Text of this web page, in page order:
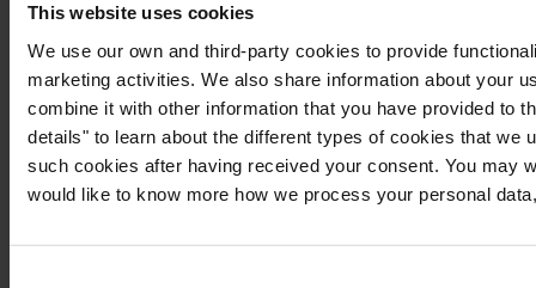
This website uses cookies
We use our own and third-party cookies to provide
marketing activities. We also share information about your
combine it with other information that you have provided to
details" to learn about the different types of cookies that
such cookies after having received your consent. You may
would like to know more how we process your personal